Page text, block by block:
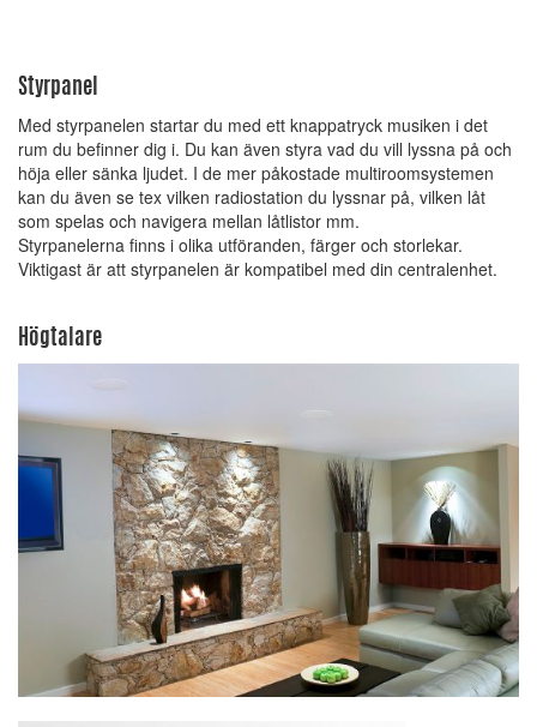
Styrpanel
Med styrpanelen startar du med ett knappatryck musiken i det
rum du befinner dig i. Du kan även styra vad du vill lyssna på och
höja eller sänka ljudet. I de mer påkostade multiroomsystemen
kan du även se tex vilken radiostation du lyssnar på, vilken låt
som spelas och navigera mellan låtlistor mm.
Styrpanelerna finns i olika utföranden, färger och storlekar.
Viktigast är att styrpanelen är kompatibel med din centralenhet.
Högtalare